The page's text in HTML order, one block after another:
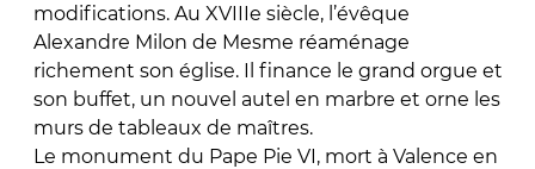
modifications. Au XVIIIe siècle, l’évêque
Alexandre Milon de Mesme réaménage
richement son église. Il finance le grand orgue et
son buffet, un nouvel autel en marbre et orne les
murs de tableaux de maîtres.
Le monument du Pape Pie VI, mort à Valence en